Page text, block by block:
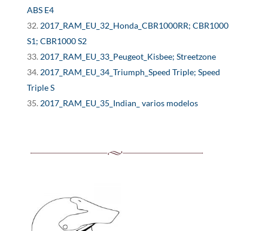
ABS E4
2017_RAM_EU_32_Honda_CBR1000RR; CBR1000
S1; CBR1000 S2
2017_RAM_EU_33_Peugeot_Kisbee; Streetzone
2017_RAM_EU_34_Triumph_Speed Triple; Speed
Triple S
2017_RAM_EU_35_Indian_ varios modelos